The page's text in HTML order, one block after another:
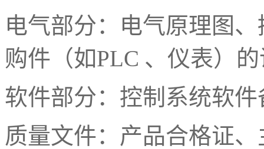
电气部分：电气原理图
购件（如PLC 、仪表）
软件部分：控制系统软
质量文件：产品合格证